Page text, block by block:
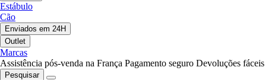
Estábulo
Cão
Enviados em 24H
Outlet
Marcas
Assistência pós-venda na França Pagamento seguro Devoluções fáceis
Pesquisar